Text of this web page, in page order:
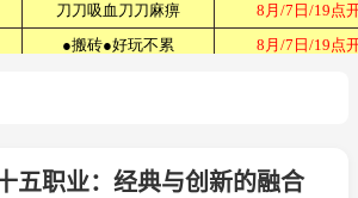
五职业：经典与创新的融合